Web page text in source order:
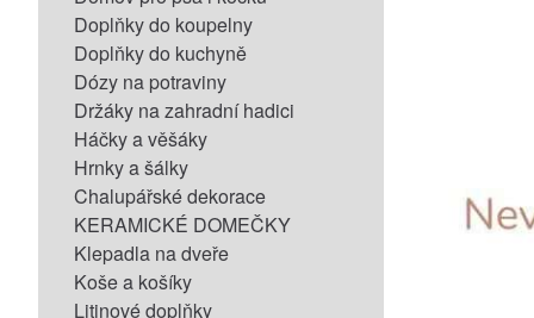
Doplňky do koupelny
Doplňky do kuchyně
Dózy na potraviny
Držáky na zahradní hadici
Háčky a věšáky
Hrnky a šálky
Chalupářské dekorace
KERAMICKÉ DOMEČKY
Klepadla na dveře
Koše a košíky
Litinové doplňky